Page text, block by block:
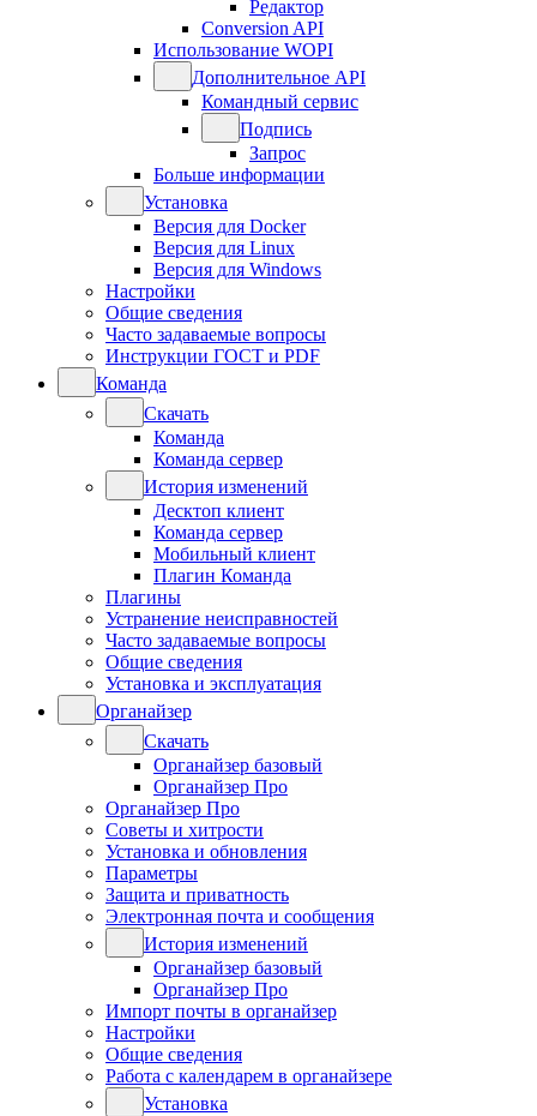
Редактор
Conversion API
Использование WOPI
Дополнительное API
Командный сервис
Подпись
Запрос
Больше информации
Установка
Версия для Docker
Версия для Linux
Версия для Windows
Настройки
Общие сведения
Часто задаваемые вопросы
Инструкции ГОСТ и PDF
Команда
Скачать
Команда
Команда сервер
История изменений
Десктоп клиент
Команда сервер
Мобильный клиент
Плагин Команда
Плагины
Устранение неисправностей
Часто задаваемые вопросы
Общие сведения
Установка и эксплуатация
Органайзер
Скачать
Органайзер базовый
Органайзер Про
Органайзер Про
Советы и хитрости
Установка и обновления
Параметры
Защита и приватность
Электронная почта и сообщения
История изменений
Органайзер базовый
Органайзер Про
Импорт почты в органайзер
Настройки
Общие сведения
Работа с календарем в органайзере
Установка